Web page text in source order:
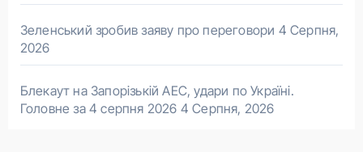
Зеленський зробив заяву про переговори 4 Серпня,
2026
Блекаут на Запорізькій АЕС, удари по Україні.
Головне за 4 серпня 2026 4 Серпня, 2026